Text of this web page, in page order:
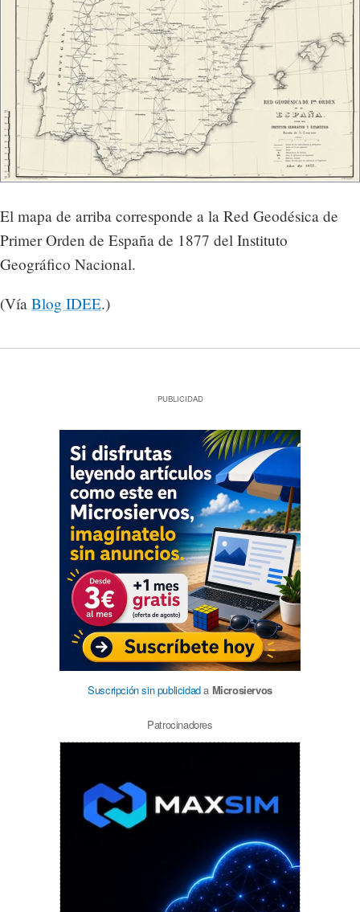
El mapa de arriba corresponde a la Red Geodésica de
Primer Orden de España de 1877 del Instituto
Geográfico Nacional.
(Vía Blog IDEE.)
PUBLICIDAD
Suscripción sin publicidada Microsiervos
Patrocinadores